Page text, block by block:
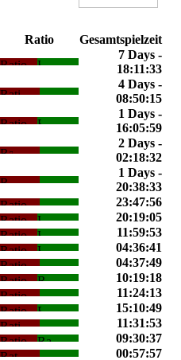
Ratio
Gesamtspielzeit
7 Days -
18:11:33
4 Days -
08:50:15
1 Days -
16:05:59
2 Days -
02:18:32
1 Days -
20:38:33
23:47:56
20:19:05
11:59:53
04:36:41
04:37:49
10:19:18
11:24:13
15:10:49
11:31:53
09:30:37
00:57:57